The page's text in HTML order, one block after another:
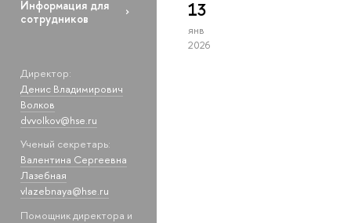
Информация для
сотрудников
Директор:
Денис Владимирович
Волков
dvvolkov@hse.ru
Ученый секретарь:
Валентина Сергеевна
Лазебная
vlazebnaya@hse.ru
Помощник директора и
13
янв
2026